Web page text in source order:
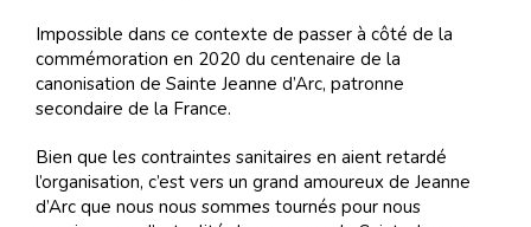
Impossible dans ce contexte de passer à côté de la
commémoration en 2020 du centenaire de la
canonisation de Sainte Jeanne d’Arc, patronne
secondaire de la France.
Bien que les contraintes sanitaires en aient retardé
l’organisation, c’est vers un grand amoureux de Jeanne
d’Arc que nous nous sommes tournés pour nous